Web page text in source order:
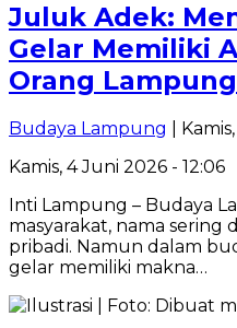
Juluk Adek:
Gelar Memiliki
Orang
Budaya Lampung
|
Kamis, 4 Juni 2026 - 12:06
Inti Lampung – Budaya
masyarakat, nama sering
pribadi. Namun dalam
gelar memiliki makna…